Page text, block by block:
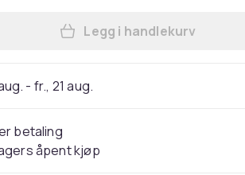
Legg MONEDO
Legg i handlekurv
- fr., 21 aug.
betaling
åpent kjøp